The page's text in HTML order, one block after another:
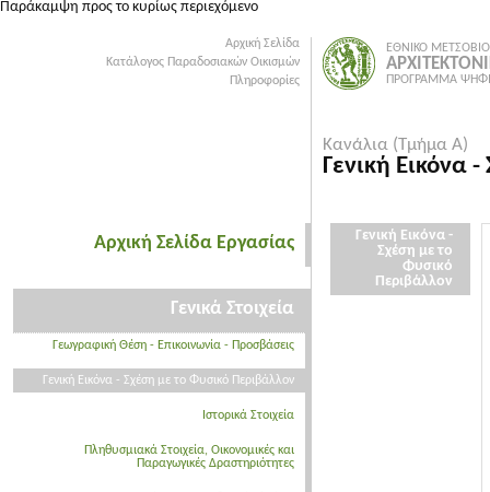
Παράκαμψη προς το κυρίως περιεχόμενο
Αρχική Σελίδα
Κατάλογος Παραδοσιακών Οικισμών
Πληροφορίες
Αρχική Σελίδα Εργασίας
Γενικά Στοιχεία
Γεωγραφική Θέση - Επικοινωνία - Προσβάσεις
Γενική Εικόνα - Σχέση με το Φυσικό Περιβάλλον
Ιστορικά Στοιχεία
Πληθυσμιακά Στοιχεία, Οικονομικές και
Παραγωγικές Δραστηριότητες
ΕΘΝΙΚΟ
ΠΡΟΓΡΑΜΜΑ
Κανάλια (Τμήμα Α)
Γενική Εικόνα
Γενική Εικόνα -
Σχέση με το
Φυσικό
Περιβάλλον